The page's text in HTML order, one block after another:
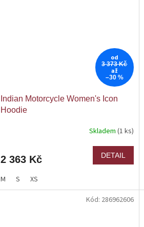
od
3 373 Kč
až
–30 %
Indian Motorcycle Women's Icon
Hoodie
Skladem (1 ks)
2 363 Kč DETAIL
M S XS
Kód: 286962606